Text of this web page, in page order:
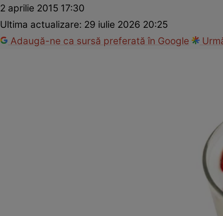
2 aprilie 2015 17:30
Ultima actualizare: 29 iulie 2026 20:25
Adaugă-ne ca sursă preferată în Google